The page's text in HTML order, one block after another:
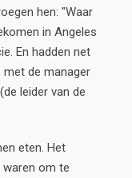
hen: "Waar
in Angeles
En hadden net
met de manager
leider van de
eten. Het
om te